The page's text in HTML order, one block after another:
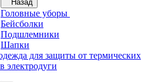
Назад
Головные уборы
Бейсболки
Подшлемники
Шапки
для защиты от термических
электродуги